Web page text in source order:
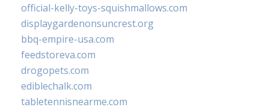
official-kelly-toys-squishmallows.com
displaygardenonsuncrest.org
bbq-empire-usa.com
feedstoreva.com
drogopets.com
ediblechalk.com
tabletennisnearme.com